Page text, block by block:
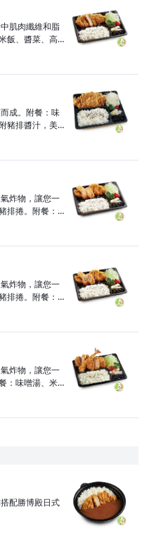
肌肉纖維和脂
飯、醬菜、高
麗菜絲搭配
成。附餐：味
豬排醬汁，美
炸物，讓您一
排捲。附餐：
豬排醬汁，
用！
炸物，讓您一
排捲。附餐：
豬排醬汁，
用！
炸物，讓您一
：味噌湯、米
美味秘訣：
配勝博殿日式